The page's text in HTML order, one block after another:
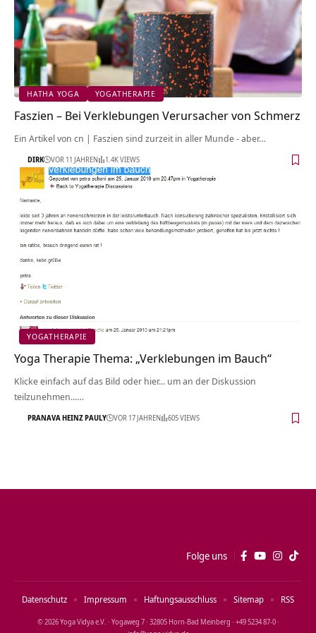
HATHA YOGA YOGATHERAPIE
Faszien – Bei Verklebungen Verursacher von Schmerz
Ein Artikel von cn | Faszien sind zurzeit in aller Munde - aber…
DIRK VOR 11 JAHREN 1.4K VIEWS
YOGATHERAPIE
Yoga Therapie Thema: „Verklebungen im Bauch“
Klicke einfach auf das Bild oder hier... um an der Diskussion
teilzunehmen...…
PRANAVA HEINZ PAULY VOR 17 JAHREN 605 VIEWS
Folge uns
© 2026 Yoga Vidya e.V. · Yogaweg 7 · 32805 Horn‑Bad Meinberg · +49 5234 87‑0 ·
Datenschutz Impressum Haftungsausschluss Sitemap RSS